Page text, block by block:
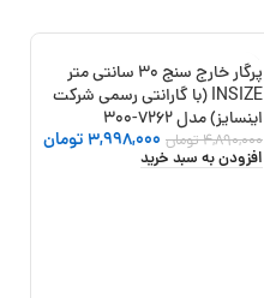
-18%
پرگار خارج سنج 30 سانتی متر
INSIZE (با گارانتی رسمی شرکت
اینسایز) مدل 7262-300
4,890,000تومان 3,998,000تومان
افزودن به سبد خرید